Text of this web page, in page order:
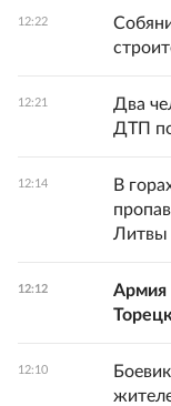
12:22
12:21
Два
ДТП
12:14
В
Литвы
12:12
Армия
12:10